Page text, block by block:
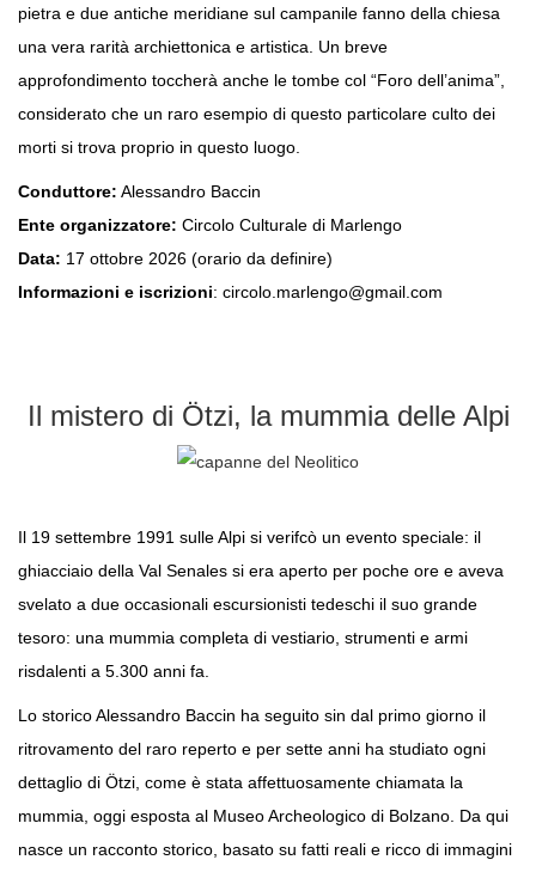
pietra e due antiche meridiane sul campanile fanno della chiesa
una vera rarità archiettonica e artistica. Un breve
approfondimento toccherà anche le tombe col “Foro dell’anima”,
considerato che un raro esempio di questo particolare culto dei
morti si trova proprio in questo luogo.
Conduttore: Alessandro Baccin
Ente organizzatore: Circolo Culturale di Marlengo
Data: 17 ottobre 2026 (orario da definire)
Informazioni e iscrizioni: circolo.marlengo@gmail.com
Il mistero di Ötzi, la mummia delle Alpi
Il 19 settembre 1991 sulle Alpi si verifcò un evento speciale: il
ghiacciaio della Val Senales si era aperto per poche ore e aveva
svelato a due occasionali escursionisti tedeschi il suo grande
tesoro: una mummia completa di vestiario, strumenti e armi
risdalenti a 5.300 anni fa.
Lo storico Alessandro Baccin ha seguito sin dal primo giorno il
ritrovamento del raro reperto e per sette anni ha studiato ogni
dettaglio di Ötzi, come è stata affettuosamente chiamata la
mummia, oggi esposta al Museo Archeologico di Bolzano. Da qui
nasce un racconto storico, basato su fatti reali e ricco di immagini